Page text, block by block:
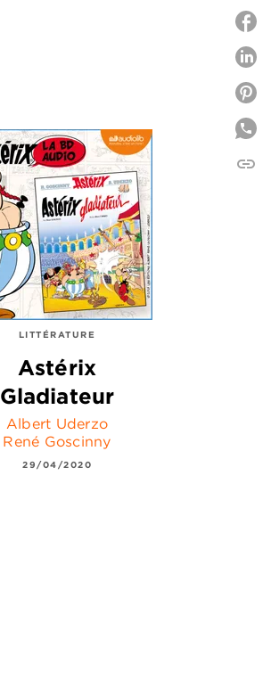
LITTÉRATURE
Astérix
Gladiateur
Albert Uderzo
René Goscinny
29/04/2020
link